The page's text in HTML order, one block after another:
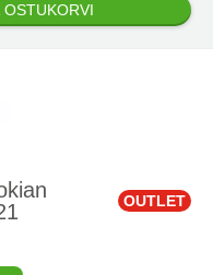
OSTUKORVI
OUTLET